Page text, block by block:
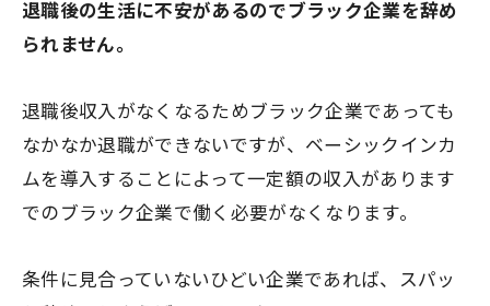
退職後の生活に不安があるのでブラック企業を辞め
られません。
退職後収入がなくなるためブラック企業であっても
なかなか退職ができないですが、ベーシックインカ
ムを導入することによって一定額の収入があります
でのブラック企業で働く必要がなくなります。
条件に見合っていないひどい企業であれば、スパッ